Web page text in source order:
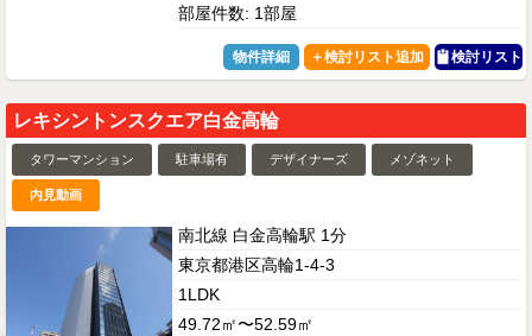
部屋件数: 1部屋
物件詳細 検討リスト
レキシントンスクエア白金高輪
タワーマンション 駐車場有 デザイナーズ メゾネット
内見動画
南北線 白金高輪駅 1分
東京都港区高輪1-4-3
1LDK
49.72㎡〜52.59㎡